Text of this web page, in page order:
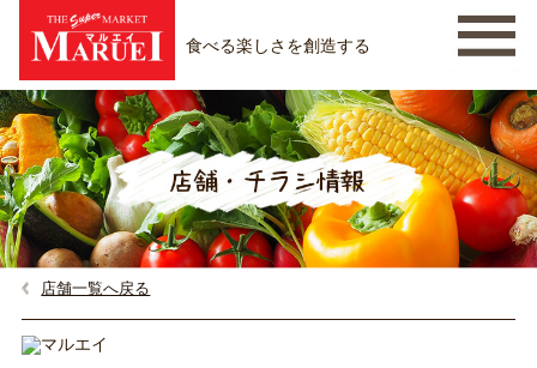
食べる楽しさを創造する
店舗一覧へ戻る